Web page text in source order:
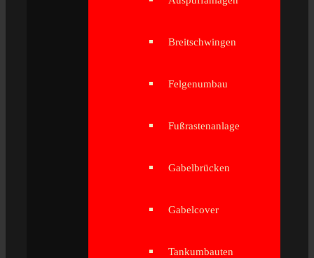
Breitschwingen
Felgenumbau
Fußrastenanlage
Gabelbrücken
Gabelcover
Tankumbauten